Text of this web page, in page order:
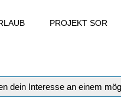
PROJEKT SOR
dein Interesse an einem